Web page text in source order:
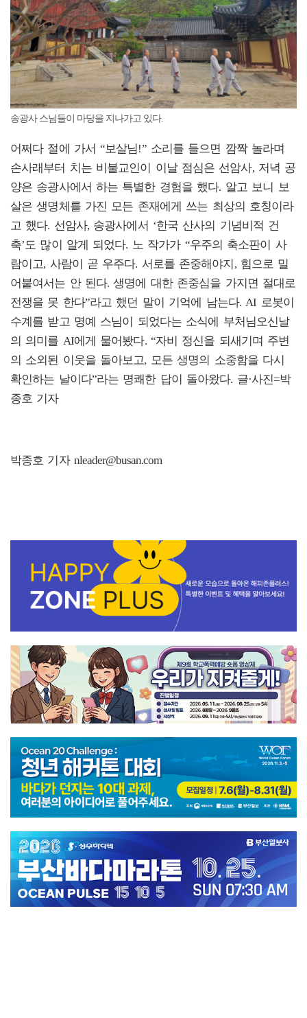
송광사 스님들이 마당을 지나가고 있다.
어쩌다 절에 가서 “보살님!” 소리를 들으면 깜짝 놀라며
손사래부터 치는 비불교인이 이날 점심은 선암사, 저녁 공
양은 송광사에서 하는 특별한 경험을 했다. 알고 보니 보
살은 생명체를 가진 모든 존재에게 쓰는 최상의 호칭이라
고 했다. 선암사, 송광사에서 ‘한국 산사의 기념비적 건
축’도 많이 알게 되었다. 노 작가가 “우주의 축소판이 사
람이고, 사람이 곧 우주다. 서로를 존중해야지, 힘으로 밀
어붙여서는 안 된다. 생명에 대한 존중심을 가지면 절대로
전쟁을 못 한다”라고 했던 말이 기억에 남는다. AI 로봇이
수계를 받고 명예 스님이 되었다는 소식에 부처님오신날
의 의미를 AI에게 물어봤다. “자비 정신을 되새기며 주변
의 소외된 이웃을 돌아보고, 모든 생명의 소중함을 다시
확인하는 날이다”라는 명쾌한 답이 돌아왔다. 글·사진=박
종호 기자
박종호 기자 nleader@busan.com